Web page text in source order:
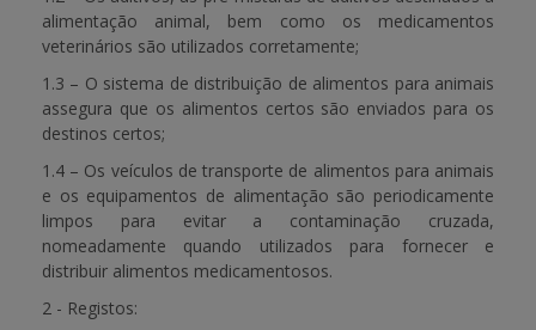
alimentação animal, bem como os medicamentos
veterinários são utilizados corretamente;
1.3 – O sistema de distribuição de alimentos para animais
assegura que os alimentos certos são enviados para os
destinos certos;
1.4 – Os veículos de transporte de alimentos para animais
e os equipamentos de alimentação são periodicamente
limpos para evitar a contaminação cruzada,
nomeadamente quando utilizados para fornecer e
distribuir alimentos medicamentosos.
2 - Registos: